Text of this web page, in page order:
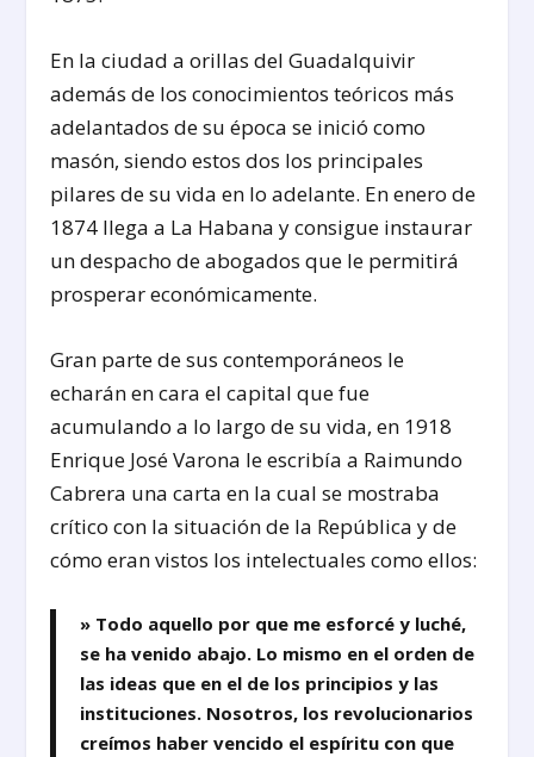
En la ciudad a orillas del Guadalquivir
además de los conocimientos teóricos más
adelantados de su época se inició como
masón, siendo estos dos los principales
pilares de su vida en lo adelante. En enero de
1874 llega a La Habana y consigue instaurar
un despacho de abogados que le permitirá
prosperar económicamente.
Gran parte de sus contemporáneos le
echarán en cara el capital que fue
acumulando a lo largo de su vida, en 1918
Enrique José Varona le escribía a Raimundo
Cabrera una carta en la cual se mostraba
crítico con la situación de la República y de
cómo eran vistos los intelectuales como ellos:
» Todo aquello por que me esforcé y luché,
se ha venido abajo. Lo mismo en el orden de
las ideas que en el de los principios y las
instituciones. Nosotros, los revolucionarios
creímos haber vencido el espíritu con que